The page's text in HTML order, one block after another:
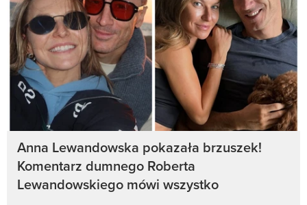
Anna Lewandowska pokazała brzuszek!
Komentarz dumnego Roberta
Lewandowskiego mówi wszystko